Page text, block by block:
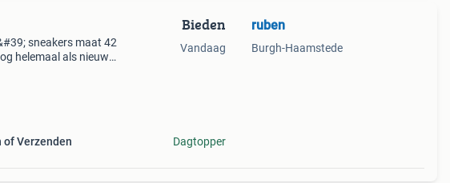
sneakers maat 42
helemaal als nieuw
of Verzenden
Bieden
Vandaag
Dagtopper
ruben
Burgh-Haamstede